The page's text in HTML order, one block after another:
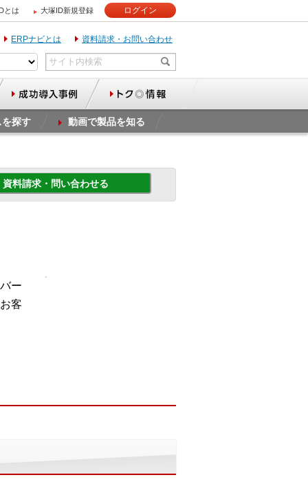
とは 大塚ID新規登録 ログイン
ERPナビとは 資料請求・お問い合わせ
探す 動画で製品を知る
資料請求・問い合わせる
ー
客